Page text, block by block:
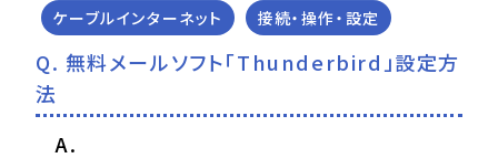
ケーブルインターネット 接続・操作・設定
無料メールソフト「Thunderbird」設定方
法